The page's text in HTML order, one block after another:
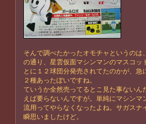
そんで調べたかったオモチャというの
の通り、星雲仮面マシンマンのマスコ
とに１２球団分発売されてたのかが、
２種あったぽいですね。
ていうか全然売ってるとこ見た事ない
えば要らないんですが。単純にマシン
流用ってやらなくなったよね。サガス
瞬思いましたけど。